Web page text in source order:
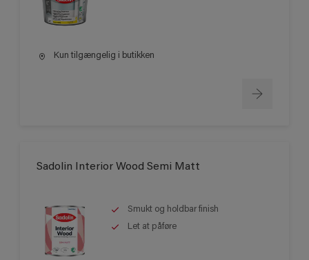
Kun tilgængelig i butikken
Sadolin Interior Wood Semi Matt
Smukt og holdbar finish
Let at påføre